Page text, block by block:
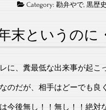
Category:勘弁やで,黒歴史
末というのに
に、糞最低な出来事が起こ
のだが、相手はどーでも良
今後無し！！無し！！絶対